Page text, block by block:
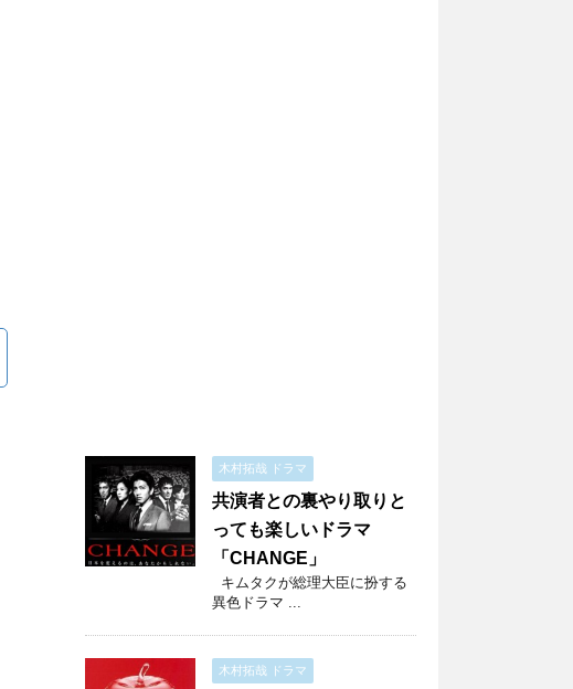
木村拓哉 ドラマ
共演者との裏やり取りと
っても楽しいドラマ
「CHANGE」
キムタクが総理大臣に扮する
異色ドラマ ...
木村拓哉 ドラマ